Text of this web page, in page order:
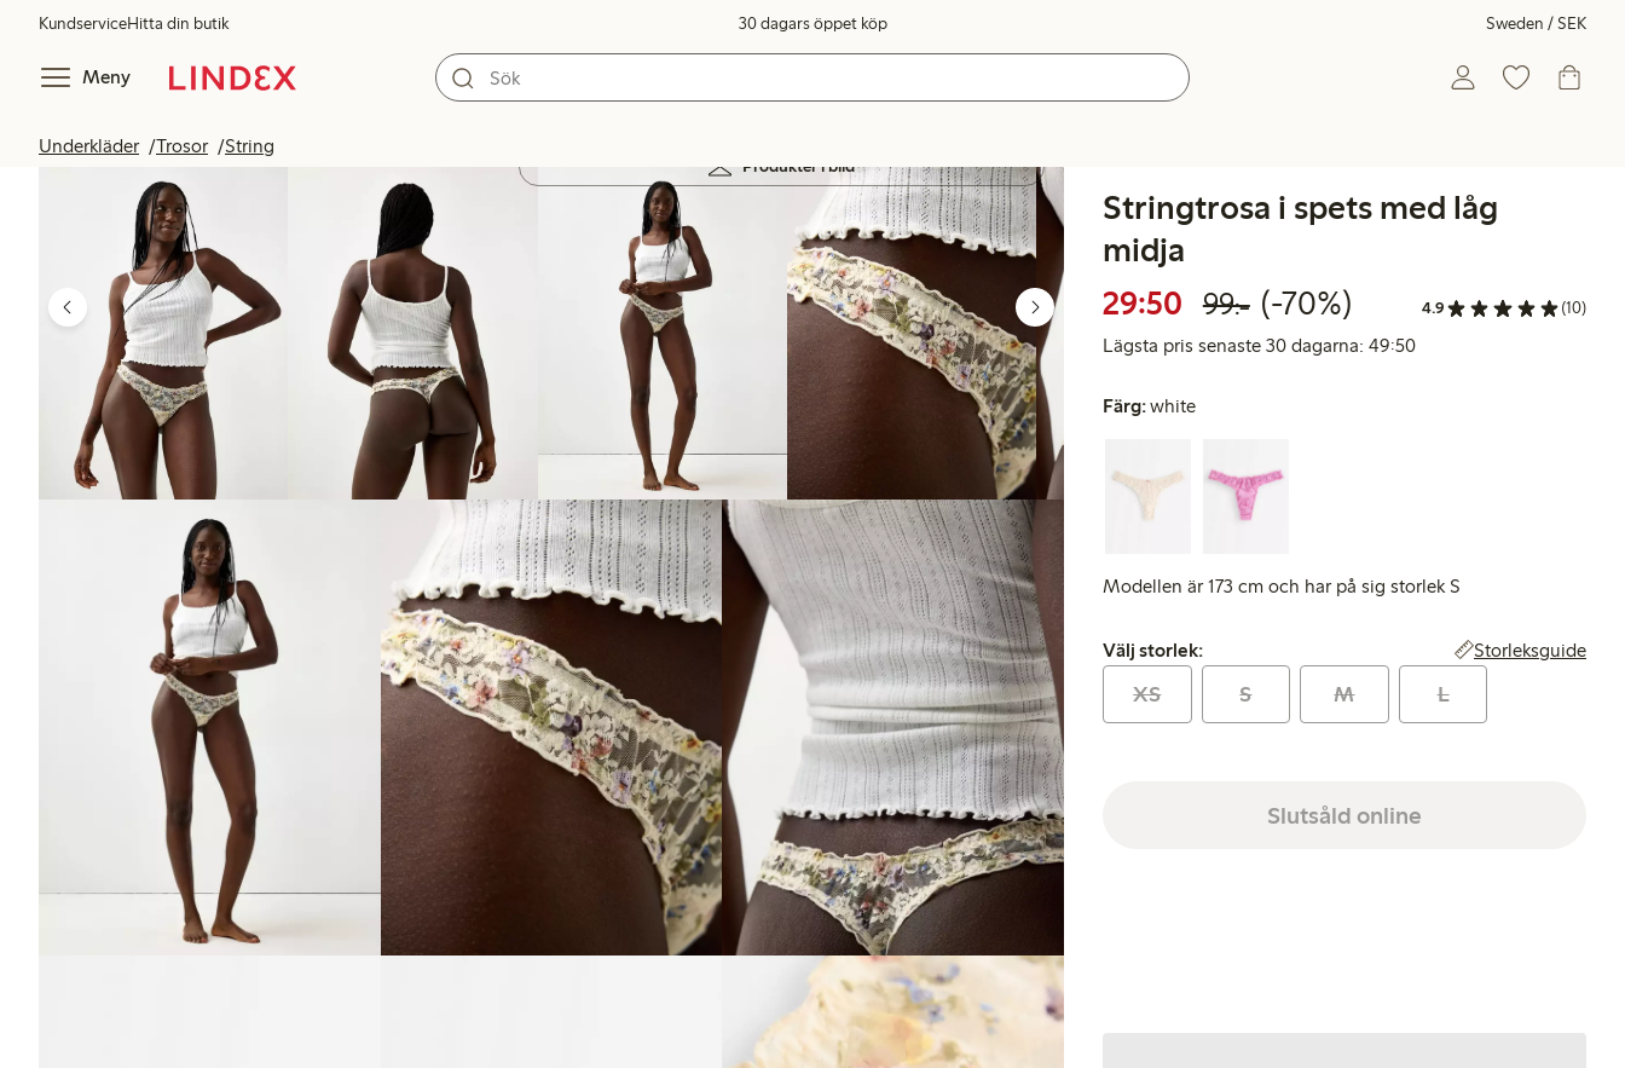
KundserviceHitta din butik 30 dagars öppet köp Sweden / SEK
Meny
Underkläder Trosor String
Produkter i bild
Stringtrosa i spets med låg
midja
29:50 Rabatterat pris: 29,50 kr
99:-Ordinarie pris: 99,00 kr
70% rabatt
(-70%) 4.9 (10)
Lägsta pris senaste 30 dagarna: 49:50Lägsta pris senaste 30
Färg:white
Modellen är 173 cm och har på sig storlek S
Välj storlek:
Välj storlek: Storleksguide
XS S M L
Slutsåld online